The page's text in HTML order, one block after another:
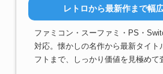
レトロから最新作まで幅
ファミコン・スーファミ・PS・
対応。懐かしの名作から最新タイト
フトまで、しっかり価値を見極めて